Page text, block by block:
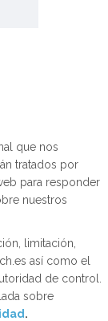
que nos
tratados por
para responder
nuestros
limitación,
así como el
de control.
sobre
.